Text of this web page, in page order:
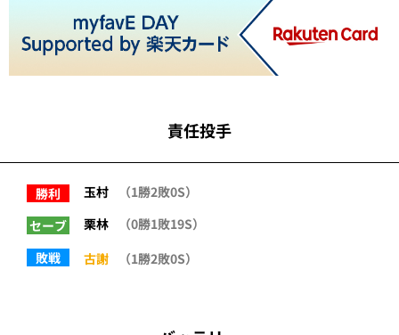
責任投手
勝利 玉村
（1勝2敗0S）
セーブ
栗林
（0勝1敗19S）
敗戦
古謝 （1勝2敗0S）